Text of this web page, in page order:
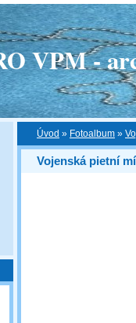
VPM -
Úvod » Fotoalbum »
Vojenská pietní